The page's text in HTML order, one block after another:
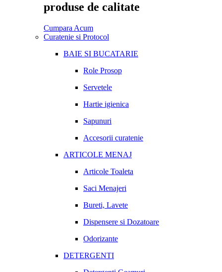
produse de calitate
Cumpara Acum
Curatenie si Protocol
BAIE SI BUCATARIE
Role Prosop
Servetele
Hartie igienica
Sapunuri
Accesorii curatenie
ARTICOLE MENAJ
Articole Toaleta
Saci Menajeri
Bureti, Lavete
Dispensere si Dozatoare
Odorizante
DETERGENTI